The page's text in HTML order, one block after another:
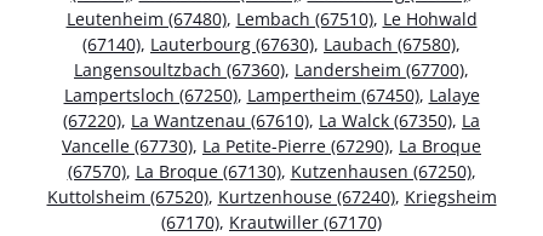
Leutenheim (67480), Lembach (67510), Le Hohwald
(67140), Lauterbourg (67630), Laubach (67580),
Langensoultzbach (67360), Landersheim (67700),
Lampertsloch (67250), Lampertheim (67450), Lalaye
(67220), La Wantzenau (67610), La Walck (67350), La
Vancelle (67730), La Petite-Pierre (67290), La Broque
(67570), La Broque (67130), Kutzenhausen (67250),
Kuttolsheim (67520), Kurtzenhouse (67240), Kriegsheim
(67170), Krautwiller (67170)